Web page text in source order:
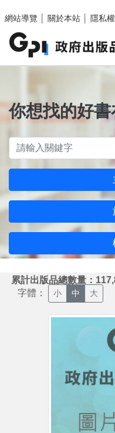
網站導覽
關於本站 隱私
你想找的好書
累計出版品總數量：
字體： 小 中 大